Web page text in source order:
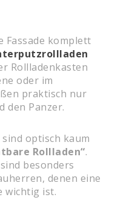
Fassade komplett
Rollladenkasten
oder im
praktisch nur
den Panzer.
sind optisch kaum
Rollladen“.
sind besonders
denen eine
wichtig ist.